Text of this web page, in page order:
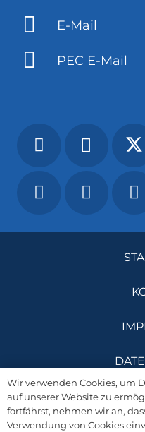
E-Mail
PEC E-Mail
©Die Freiheitlichen
Wir verwenden Cookies, um
auf unserer Website zu
fortfährst, nehmen wir an,
Verwendung von Cookies